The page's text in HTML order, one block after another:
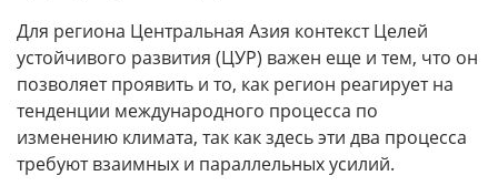
Для региона Центральная Азия контекст Целей
устойчивого развития (ЦУР) важен еще и тем, что он
позволяет проявить и то, как регион реагирует на
тенденции международного процесса по
изменению климата, так как здесь эти два процесса
требуют взаимных и параллельных усилий.